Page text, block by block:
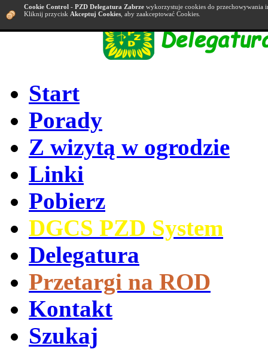
Start
Porady
Z wizytą w ogrodzie
Linki
Pobierz
DGCS PZD System
Delegatura
Przetargi na ROD
Kontakt
Szukaj
Cookie Control - PZD Delegatura Zabrze wykorzystuje cookies do przechowywania
Kliknij przycisk Akceptuj Cookies , aby zaakceptować Cookies.